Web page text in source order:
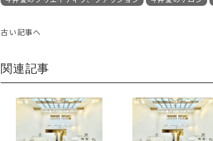
古い記事へ
関連記事